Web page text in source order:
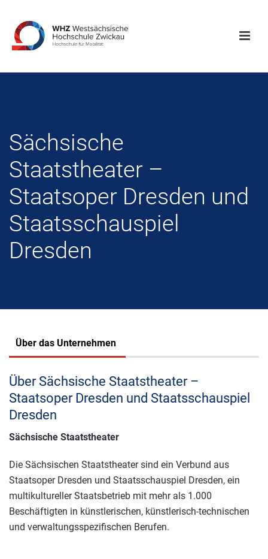
Sächsische
Staatstheater –
Staatsoper Dresden und
Staatsschauspiel
Dresden
Über das Unternehmen
Über Sächsische Staatstheater –
Staatsoper Dresden und Staatsschauspiel
Dresden
Sächsische Staatstheater
Die Sächsischen Staatstheater sind ein Verbund aus
Staatsoper Dresden und Staatsschauspiel Dresden, ein
multikultureller Staatsbetrieb mit mehr als 1.000
Beschäftigten in künstlerischen, künstlerisch-technischen
und verwaltungsspezifischen Berufen.